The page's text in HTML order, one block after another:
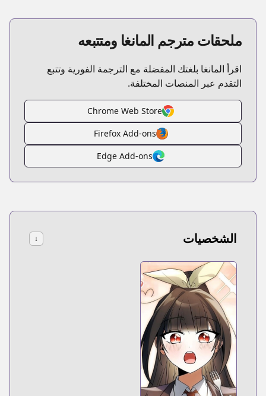
ملحقات مترجم المانغا ومتتبعه
اقرأ المانغا بلغتك المفضلة مع الترجمة الفورية وتتبع
التقدم عبر المنصات المختلفة.
Chrome Web Store
Firefox Add-ons
Edge Add-ons
الشخصيات ↓